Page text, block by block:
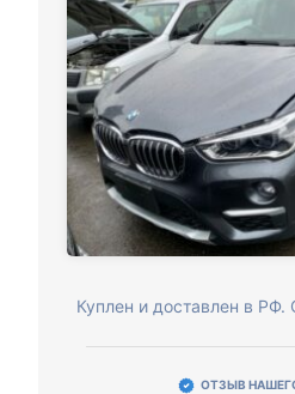
Куплен и доставлен в РФ.
ОТЗЫВ